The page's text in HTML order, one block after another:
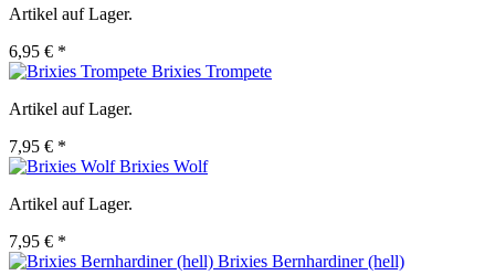
Artikel auf Lager.
6,95 € *
Brixies Trompete
Artikel auf Lager.
7,95 € *
Brixies Wolf
Artikel auf Lager.
7,95 € *
Brixies Bernhardiner (hell)